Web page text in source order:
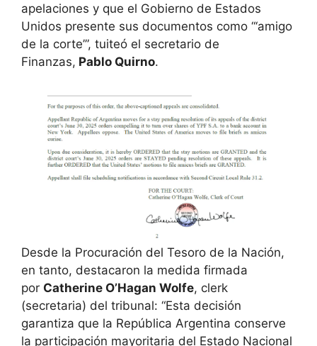
apelaciones y que el Gobierno de Estados
Unidos presente sus documentos como “‘amigo
de la corte’”, tuiteó el secretario de
Finanzas, Pablo Quirno.
Desde la Procuración del Tesoro de la Nación,
en tanto, destacaron la medida firmada
por Catherine O’Hagan Wolfe, clerk
(secretaria) del tribunal: “Esta decisión
garantiza que la República Argentina conserve
la participación mayoritaria del Estado Nacional